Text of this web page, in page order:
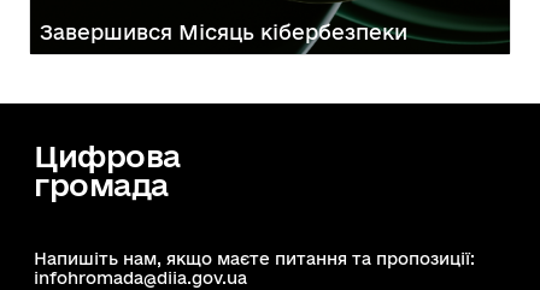
Завершився Місяць кібербезпеки
Цифрова
громада
Напишіть нам, якщо маєте питання та пропозиції:
infohromada@diia.gov.ua